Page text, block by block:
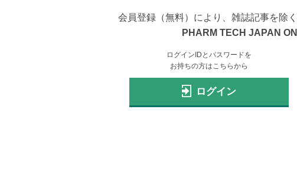
会員登録（無料）により、雑誌記事を除
PHARM TECH JAPAN
ログインIDとパスワードを
お持ちの方はこちらから
ログイン